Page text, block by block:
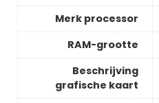
Merk processor
RAM-grootte
Beschrijving
grafische kaart